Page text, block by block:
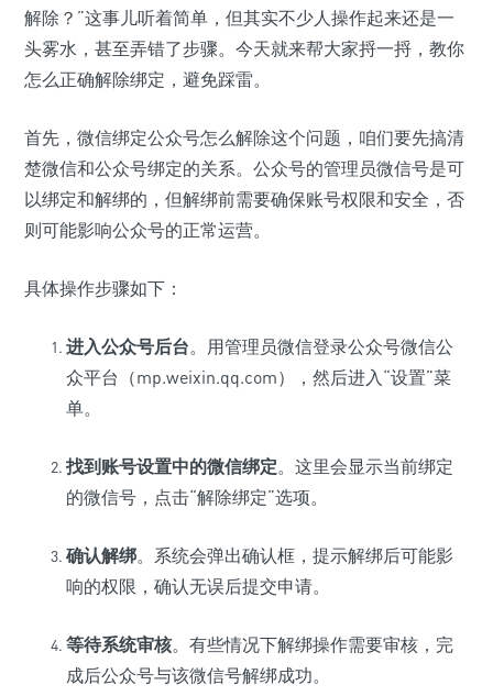
解除？”这事儿听着简单，但其实不少人操作起来还是一
头雾水，甚至弄错了步骤。今天就来帮大家捋一捋，教你
怎么正确解除绑定，避免踩雷。
首先，微信绑定公众号怎么解除这个问题，咱们要先搞清
楚微信和公众号绑定的关系。公众号的管理员微信号是可
以绑定和解绑的，但解绑前需要确保账号权限和安全，否
则可能影响公众号的正常运营。
具体操作步骤如下：
进入公众号后台。用管理员微信登录公众号微信公
众平台（mp.weixin.qq.com），然后进入“设置”菜
单。
找到账号设置中的微信绑定。这里会显示当前绑定
的微信号，点击“解除绑定”选项。
确认解绑。系统会弹出确认框，提示解绑后可能影
响的权限，确认无误后提交申请。
等待系统审核。有些情况下解绑操作需要审核，完
成后公众号与该微信号解绑成功。